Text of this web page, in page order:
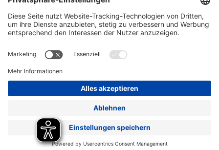
Folge uns
Hero Global